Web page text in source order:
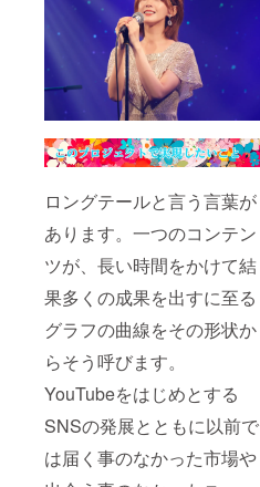
ロングテールと言う言葉が
あります。一つのコンテン
ツが、長い時間をかけて結
果多くの成果を出すに至る
グラフの曲線をその形状か
らそう呼びます。
YouTubeをはじめとする
SNSの発展とともに以前で
は届く事のなかった市場や